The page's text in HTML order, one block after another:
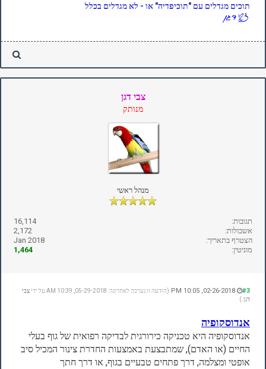
תוכים מגדלים עם "תוכיפדיה" או - לא מגדלים בכלל
צבי דגן
מנותק
מנהל ראשי
תגובות:
16,114
אשכולות:
2,172
הצטרף בתאריך:
Jan 2018
מוניטין:
1,464
#3 (הודעה זו נערכה לאחרונה: 05-29-2018, 10:39 AM על ידי
צבי
דגן.)
אנדוסקופיה
אנדוסקופיה היא טכניקה כירורגית לבדיקה רפואית של גוף בעלי
החיים (או האדם), שמתבצעת באמצעות החדרת צינור המכיל סיב
אופטי ומצלמה, דרך פתחים טבעיים בגוף, או דרך חתך